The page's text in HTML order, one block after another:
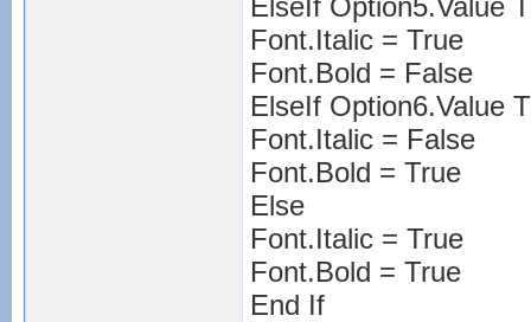
ElseIf Option5.Value
Font.Italic = True
Font.Bold = False
ElseIf Option6.Value
Font.Italic = False
Font.Bold = True
Else
Font.Italic = True
Font.Bold = True
End If